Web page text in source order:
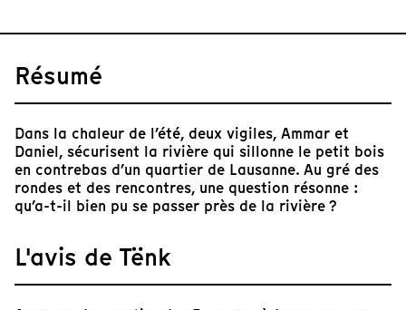
Résumé
Dans la chaleur de l’été, deux vigiles, Ammar et
Daniel, sécurisent la rivière qui sillonne le petit bois
en contrebas d’un quartier de Lausanne. Au gré des
rondes et des rencontres, une question résonne :
qu’a-t-il bien pu se passer près de la rivière ?
L'avis de Tënk